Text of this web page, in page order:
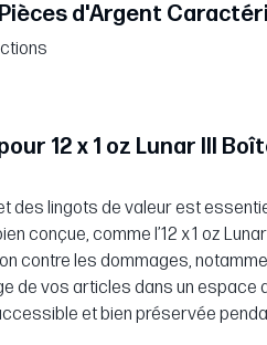
Pièces d'Argent
12 x 1 oz Lunar III
des lingots de valeur est
conçue, comme l’12 x 1 oz
contre les dommages,
de vos articles dans un
et bien préservée